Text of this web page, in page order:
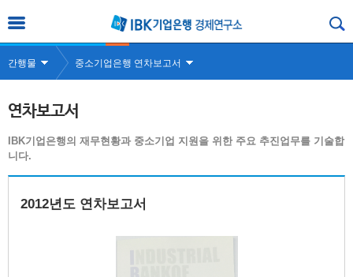
간행물 중소기업은행 연차보고서
연차보고서
IBK기업은행의 재무현황과 중소기업 지원을 위한 주요 추진업무를 기술합
니다.
2012년도 연차보고서